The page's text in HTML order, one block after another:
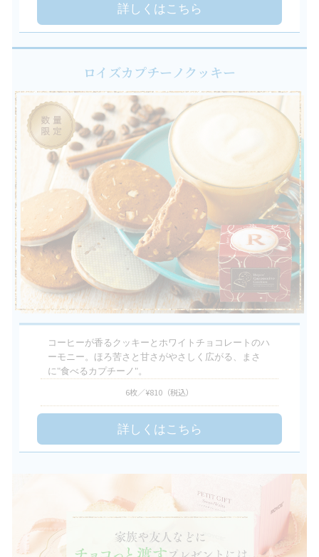
詳しくはこちら
ロイズカプチーノクッキー
コーヒーが香るクッキーとホワイトチョコレートのハ
ーモニー。ほろ苦さと甘さがやさしく広がる、まさ
に"食べるカプチーノ"。
6枚／¥810 （税込）
詳しくはこちら